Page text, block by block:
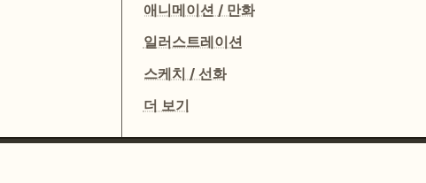
애니메이션 / 만화
일러스트레이션
스케치 / 선화
더 보기